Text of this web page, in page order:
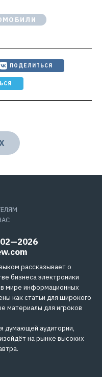
ПОДЕЛИТЬСЯ
рассказывает о
бизнеса электроники
мире информационных
как статьи для широкого
материалы для игроков
думающей аудитории,
на рынке высоких